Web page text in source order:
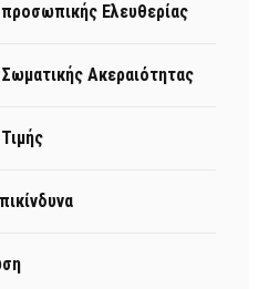
Ελευθερίας
Ακεραιότητας